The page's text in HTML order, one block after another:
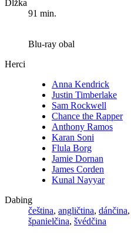
Dĺžka
91 min.
Blu-ray obal
Herci
Anna Kendrick
Justin Timberlake
Sam Rockwell
Chance the Rapper
Anthony Ramos
Karan Soni
Flula Borg
Jamie Dornan
James Corden
Kunal Nayyar
Dabing
čeština, angličtina, dánčina,
španielčina, švédčina